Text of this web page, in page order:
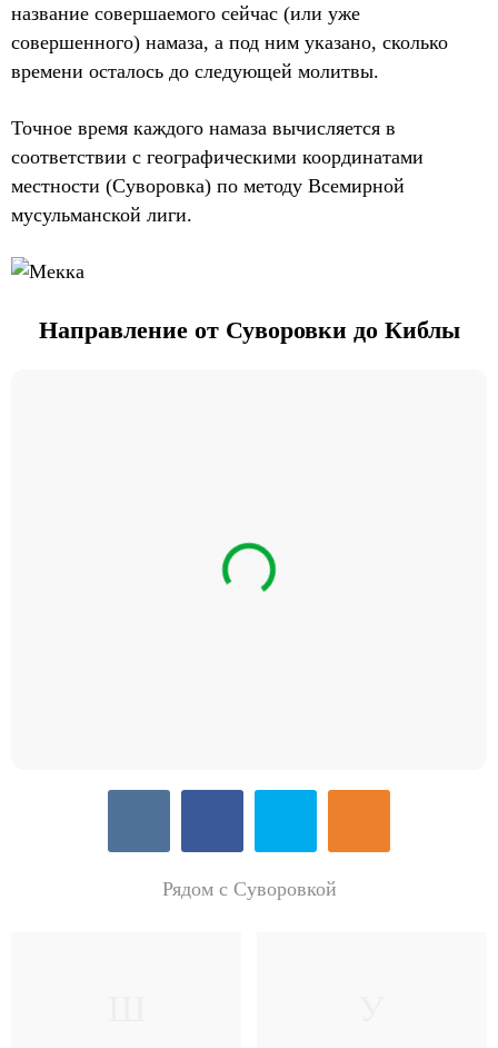
название совершаемого сейчас (или уже
совершенного) намаза, а под ним указано, сколько
времени осталось до следующей молитвы.
Точное время каждого намаза вычисляется в
соответствии с географическими координатами
местности (Суворовка) по методу Всемирной
мусульманской лиги.
Направление от Суворовки до Киблы
Рядом с Суворовкой